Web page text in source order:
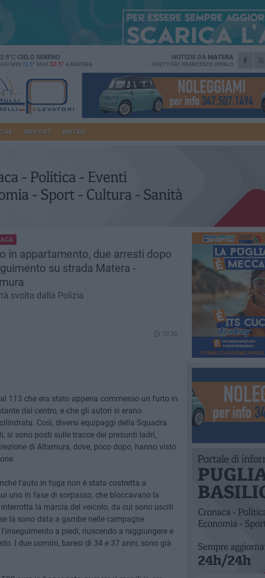
°CCIELO SERENO
MIN 23.5° MAX 33.5° A MATERA
NOTIZIE DA MATERA
DIRETTORE FRANCESCO DIPALO
IREPORT METEO
in appartamento, due arresti dopo
su strada Matera -
svolta dalla Polizia
10.32
113 che era stato appena commesso un furto in
dal centro, e che gli autori si erano
Così, diversi equipaggi della Squadra
si sono posti sulle tracce dei presunti ladri,
di Altamura, dove, poco dopo, hanno visto
l'auto in fuga non è stata costretta a
uno in fase di sorpasso, che bloccavano la
la marcia del veicolo, da cui sono usciti
la sono data a gambe nelle campagne
a piedi, riuscendo a raggiungere e
I due uomini, baresi di 34 e 37 anni, sono già